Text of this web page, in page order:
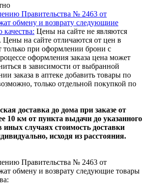
Правительства № 2463 от
обмену и возврату следующиие
Цены на сайте не являются
на сайте отличаются от цен в
только при оформлении брони с
оформления заказа цена может
в зависимости от выбранной
заказа в аптеке добавить товары по
только отдельной покупкой по
доставка до дома при заказе от
10 км от пункта выдачи до указанного
иных случаях стоимость доставки
исходя из расстояния.
Правительства № 2463 от
обмену и возврату следующие товары